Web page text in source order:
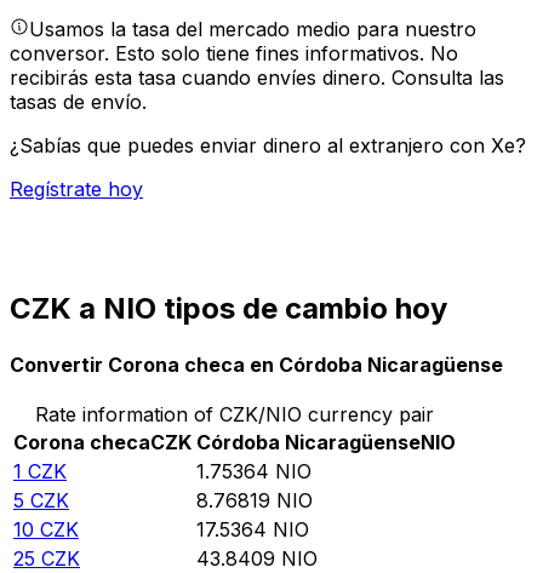
Usamos la tasa del mercado medio para nuestro
conversor. Esto solo tiene fines informativos. No
recibirás esta tasa cuando envíes dinero. Consulta las
tasas de envío.
¿Sabías que puedes enviar dinero al extranjero con Xe?
Regístrate hoy
CZK a NIO tipos de cambio hoy
Convertir Corona checa en Córdoba Nicaragüense
Rate information of CZK/NIO currency pair
Corona checaCZK Córdoba NicaragüenseNIO
1 CZK 1.75364 NIO
5 CZK 8.76819 NIO
10 CZK 17.5364 NIO
25 CZK 43.8409 NIO